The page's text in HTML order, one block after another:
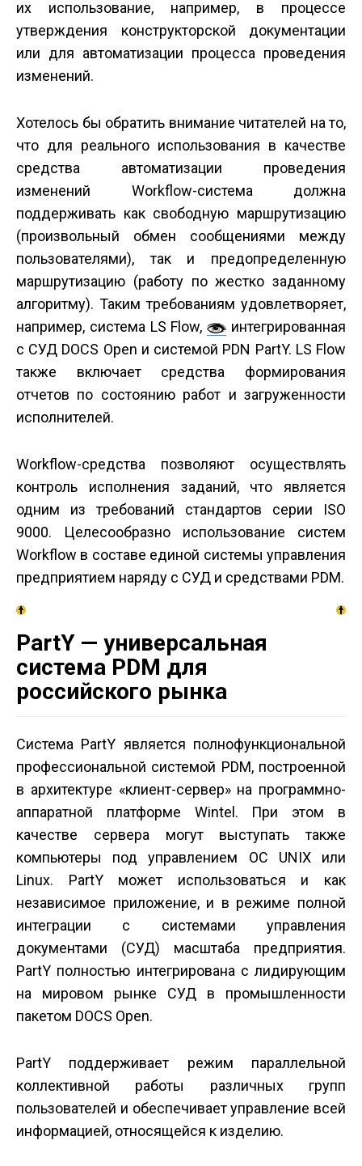
их использование, например, в процессе
утверждения конструкторской документации
или для автоматизации процесса проведения
изменений.
Хотелось бы обратить внимание читателей на то,
что для реального использования в качестве
средства автоматизации проведения
изменений Workflow-система должна
поддерживать как свободную маршрутизацию
(произвольный обмен сообщениями между
пользователями), так и предопределенную
маршрутизацию (работу по жестко заданному
алгоритму). Таким требованиям удовлетворяет,
например, система LS Flow,
интегрированная
с СУД DOCS Open и системой PDN PartY. LS Flow
также включает средства формирования
отчетов по состоянию работ и загруженности
исполнителей.
Workflow-средства позволяют осуществлять
контроль исполнения заданий, что является
одним из требований стандартов серии ISO
9000. Целесообразно использование систем
Workflow в составе единой системы управления
предприятием наряду с СУД и средствами PDM.
PartY — универсальная
система PDM для
российского рынка
Система PartY является полнофункциональной
профессиональной системой PDM, построенной
в архитектуре «клиент-сервер» на программно-
аппаратной платформе Wintel. При этом в
качестве сервера могут выступать также
компьютеры под управлением ОС UNIX или
Linux. PartY может использоваться и как
независимое приложение, и в режиме полной
интеграции с системами управления
документами (СУД) масштаба предприятия.
PartY полностью интегрирована с лидирующим
на мировом рынке СУД в промышленности
пакетом DOCS Open.
PartY поддерживает режим параллельной
коллективной работы различных групп
пользователей и обеспечивает управление всей
информацией, относящейся к изделию.